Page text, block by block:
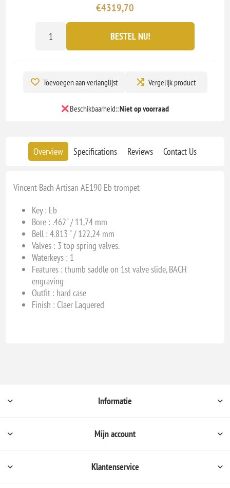
€4319,70
BESTEL NU!
Toevoegen aan verlanglijst Vergelijk product
Beschikbaarheid::Niet op voorraad
Overview Specifications Reviews Contact Us
Vincent Bach Artisan AE190 Eb trompet
Key : Eb
Bore : .462" / 11,74 mm
Bell : 4.813 " / 122,24 mm
Valves : 3 top spring valves.
Waterkeys : 1
Features : thumb saddle on 1st valve slide, BACH
engraving
Outfit : hard case
Finish : Claer Laquered
Informatie
Mijn account
Klantenservice